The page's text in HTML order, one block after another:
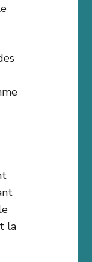
la